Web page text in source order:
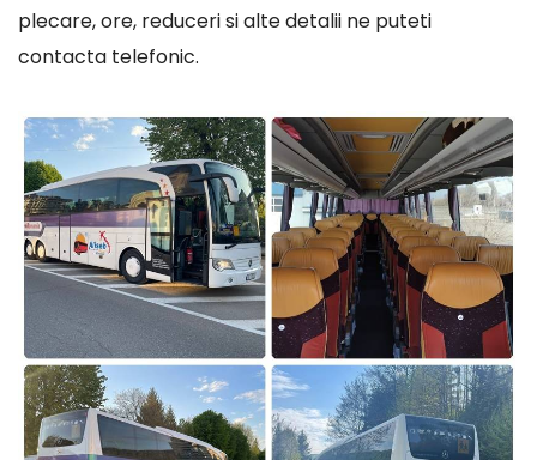
plecare, ore, reduceri si alte detalii ne puteti
contacta telefonic.